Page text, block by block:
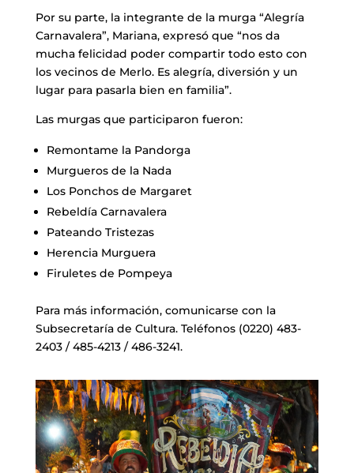
Por su parte, la integrante de la murga “Alegría
Carnavalera”, Mariana, expresó que “nos da
mucha felicidad poder compartir todo esto con
los vecinos de Merlo. Es alegría, diversión y un
lugar para pasarla bien en familia”.
Las murgas que participaron fueron:
Remontame la Pandorga
Murgueros de la Nada
Los Ponchos de Margaret
Rebeldía Carnavalera
Pateando Tristezas
Herencia Murguera
Firuletes de Pompeya
Para más información, comunicarse con la
Subsecretaría de Cultura. Teléfonos (0220) 483-
2403 / 485-4213 / 486-3241.